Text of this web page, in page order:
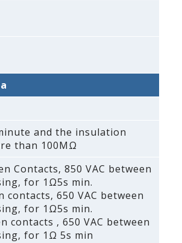
and the insulation
than 100MΩ
Contacts‚ 850 VAC between
for 1Ω5s min.
contacts‚ 650 VAC between
for 1Ω5s min.
contacts ‚ 650 VAC between
for 1Ω 5s min